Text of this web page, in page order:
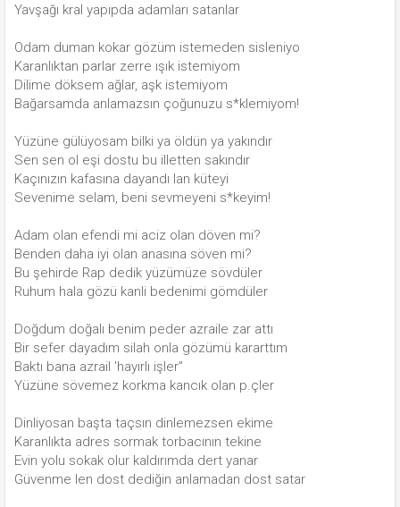
Yavşağı kral yapıpda adamları satanlar
Odam duman kokar gözüm istemeden sisleniyo
Karanlıktan parlar zerre ışık istemiyom
Dilime döksem ağlar, aşk istemiyom
Bağarsamda anlamazsın çoğunuzu s*klemiyom!
Yüzüne gülüyosam bilki ya öldün ya yakındır
Sen sen ol eşi dostu bu illetten sakındır
Kaçınızın kafasına dayandı lan küteyi
Sevenime selam, beni sevmeyeni s*keyim!
Adam olan efendi mi aciz olan döven mi?
Benden daha iyi olan anasına söven mi?
Bu şehirde Rap dedik yüzümüze sövdüler
Ruhum hala gözü kanli bedenimi gömdüler
Doğdum doğalı benim peder azraile zar attı
Bir sefer dayadım silah onla gözümü kararttım
Baktı bana azrail 'hayırlı işler”
Yüzüne sövemez korkma kancık olan p.çler
Dinliyosan başta taçsın dinlemezsen ekime
Karanlıkta adres sormak torbacının tekine
Evin yolu sokak olur kaldırımda dert yanar
Güvenme len dost dediğin anlamadan dost satar